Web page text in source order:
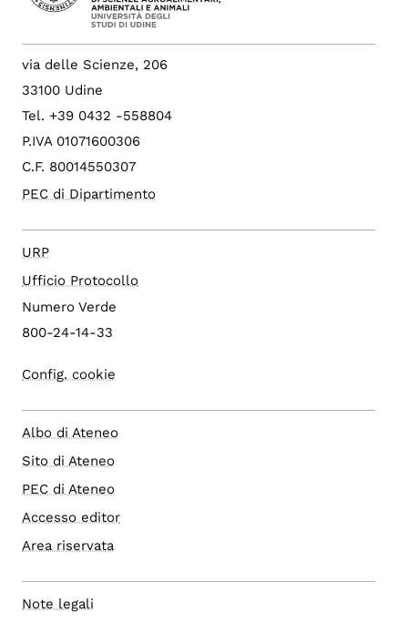
via delle Scienze, 206
33100 Udine
Tel. +39 0432 -558804
P.IVA 01071600306
C.F. 80014550307
PEC di Dipartimento
URP
Ufficio Protocollo
Numero Verde
800-24-14-33
Config. cookie
Albo di Ateneo
Sito di Ateneo
PEC di Ateneo
Accesso editor
Area riservata
Note legali